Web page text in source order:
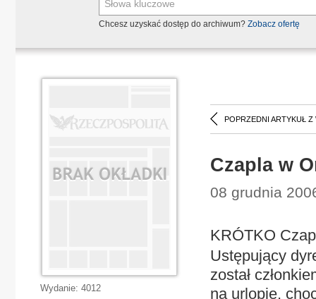
Chcesz uzyskać dostęp do archiwum? Zobacz ofertę
POPRZEDNI ARTYKUŁ Z
Czapla w
08 grudnia
KRÓTKO
Ustępujący
został
na urlopie,
Wydanie: 4012